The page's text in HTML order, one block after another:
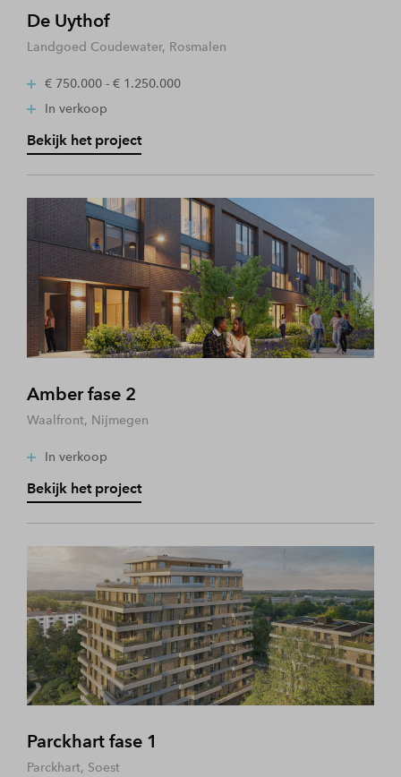
De Uythof
Landgoed Coudewater, Rosmalen
€ 750.000 - € 1.250.000
In verkoop
Bekijk het project
Amber fase 2
Waalfront, Nijmegen
In verkoop
Bekijk het project
Parckhart fase 1
Parckhart, Soest